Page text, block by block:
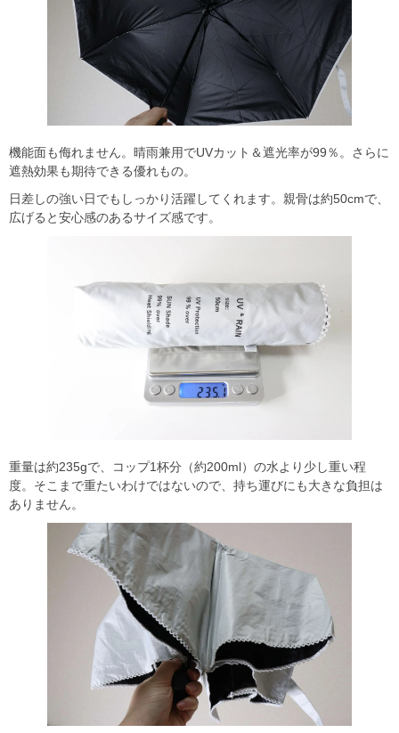
機能面も侮れません。晴雨兼用でUVカット＆遮光率が99％。さらに
遮熱効果も期待できる優れもの。
日差しの強い日でもしっかり活躍してくれます。親骨は約50cmで、
広げると安心感のあるサイズ感です。
重量は約235gで、コップ1杯分（約200ml）の水より少し重い程
度。そこまで重たいわけではないので、持ち運びにも大きな負担は
ありません。